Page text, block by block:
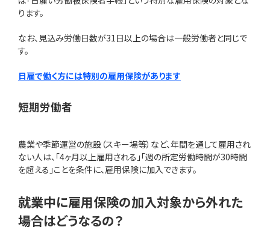
ります。
なお、見込み労働日数が31日以上の場合は一般労働者と同じで
す。
日雇で働く方には特別の雇用保険があります
短期労働者
農業や季節運営の施設（スキー場等）など、年間を通して雇用され
ない人は、「4ヶ月以上雇用される」「週の所定労働時間が30時間
を超える」ことを条件に、雇用保険に加入できます。
就業中に雇用保険の加入対象から外れた
場合はどうなるの？